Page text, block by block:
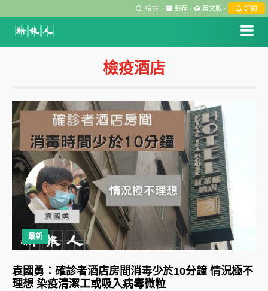
搜尋 · 封存 · 英文版 · 訂閱
檢疫酒店
最新
袁國勇︰確診者酒店房間消毒少於10分鐘 情況極不
理想 染疫清潔工或吸入病毒微粒